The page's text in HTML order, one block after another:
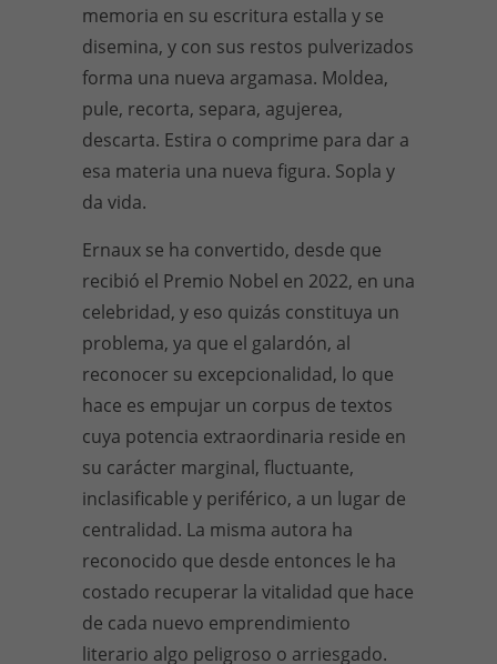
memoria en su escritura estalla y se
disemina, y con sus restos pulverizados
forma una nueva argamasa. Moldea,
pule, recorta, separa, agujerea,
descarta. Estira o comprime para dar a
esa materia una nueva figura. Sopla y
da vida.
Ernaux se ha convertido, desde que
recibió el Premio Nobel en 2022, en una
celebridad, y eso quizás constituya un
problema, ya que el galardón, al
reconocer su excepcionalidad, lo que
hace es empujar un corpus de textos
cuya potencia extraordinaria reside en
su carácter marginal, fluctuante,
inclasificable y periférico, a un lugar de
centralidad. La misma autora ha
reconocido que desde entonces le ha
costado recuperar la vitalidad que hace
de cada nuevo emprendimiento
literario algo peligroso o arriesgado.